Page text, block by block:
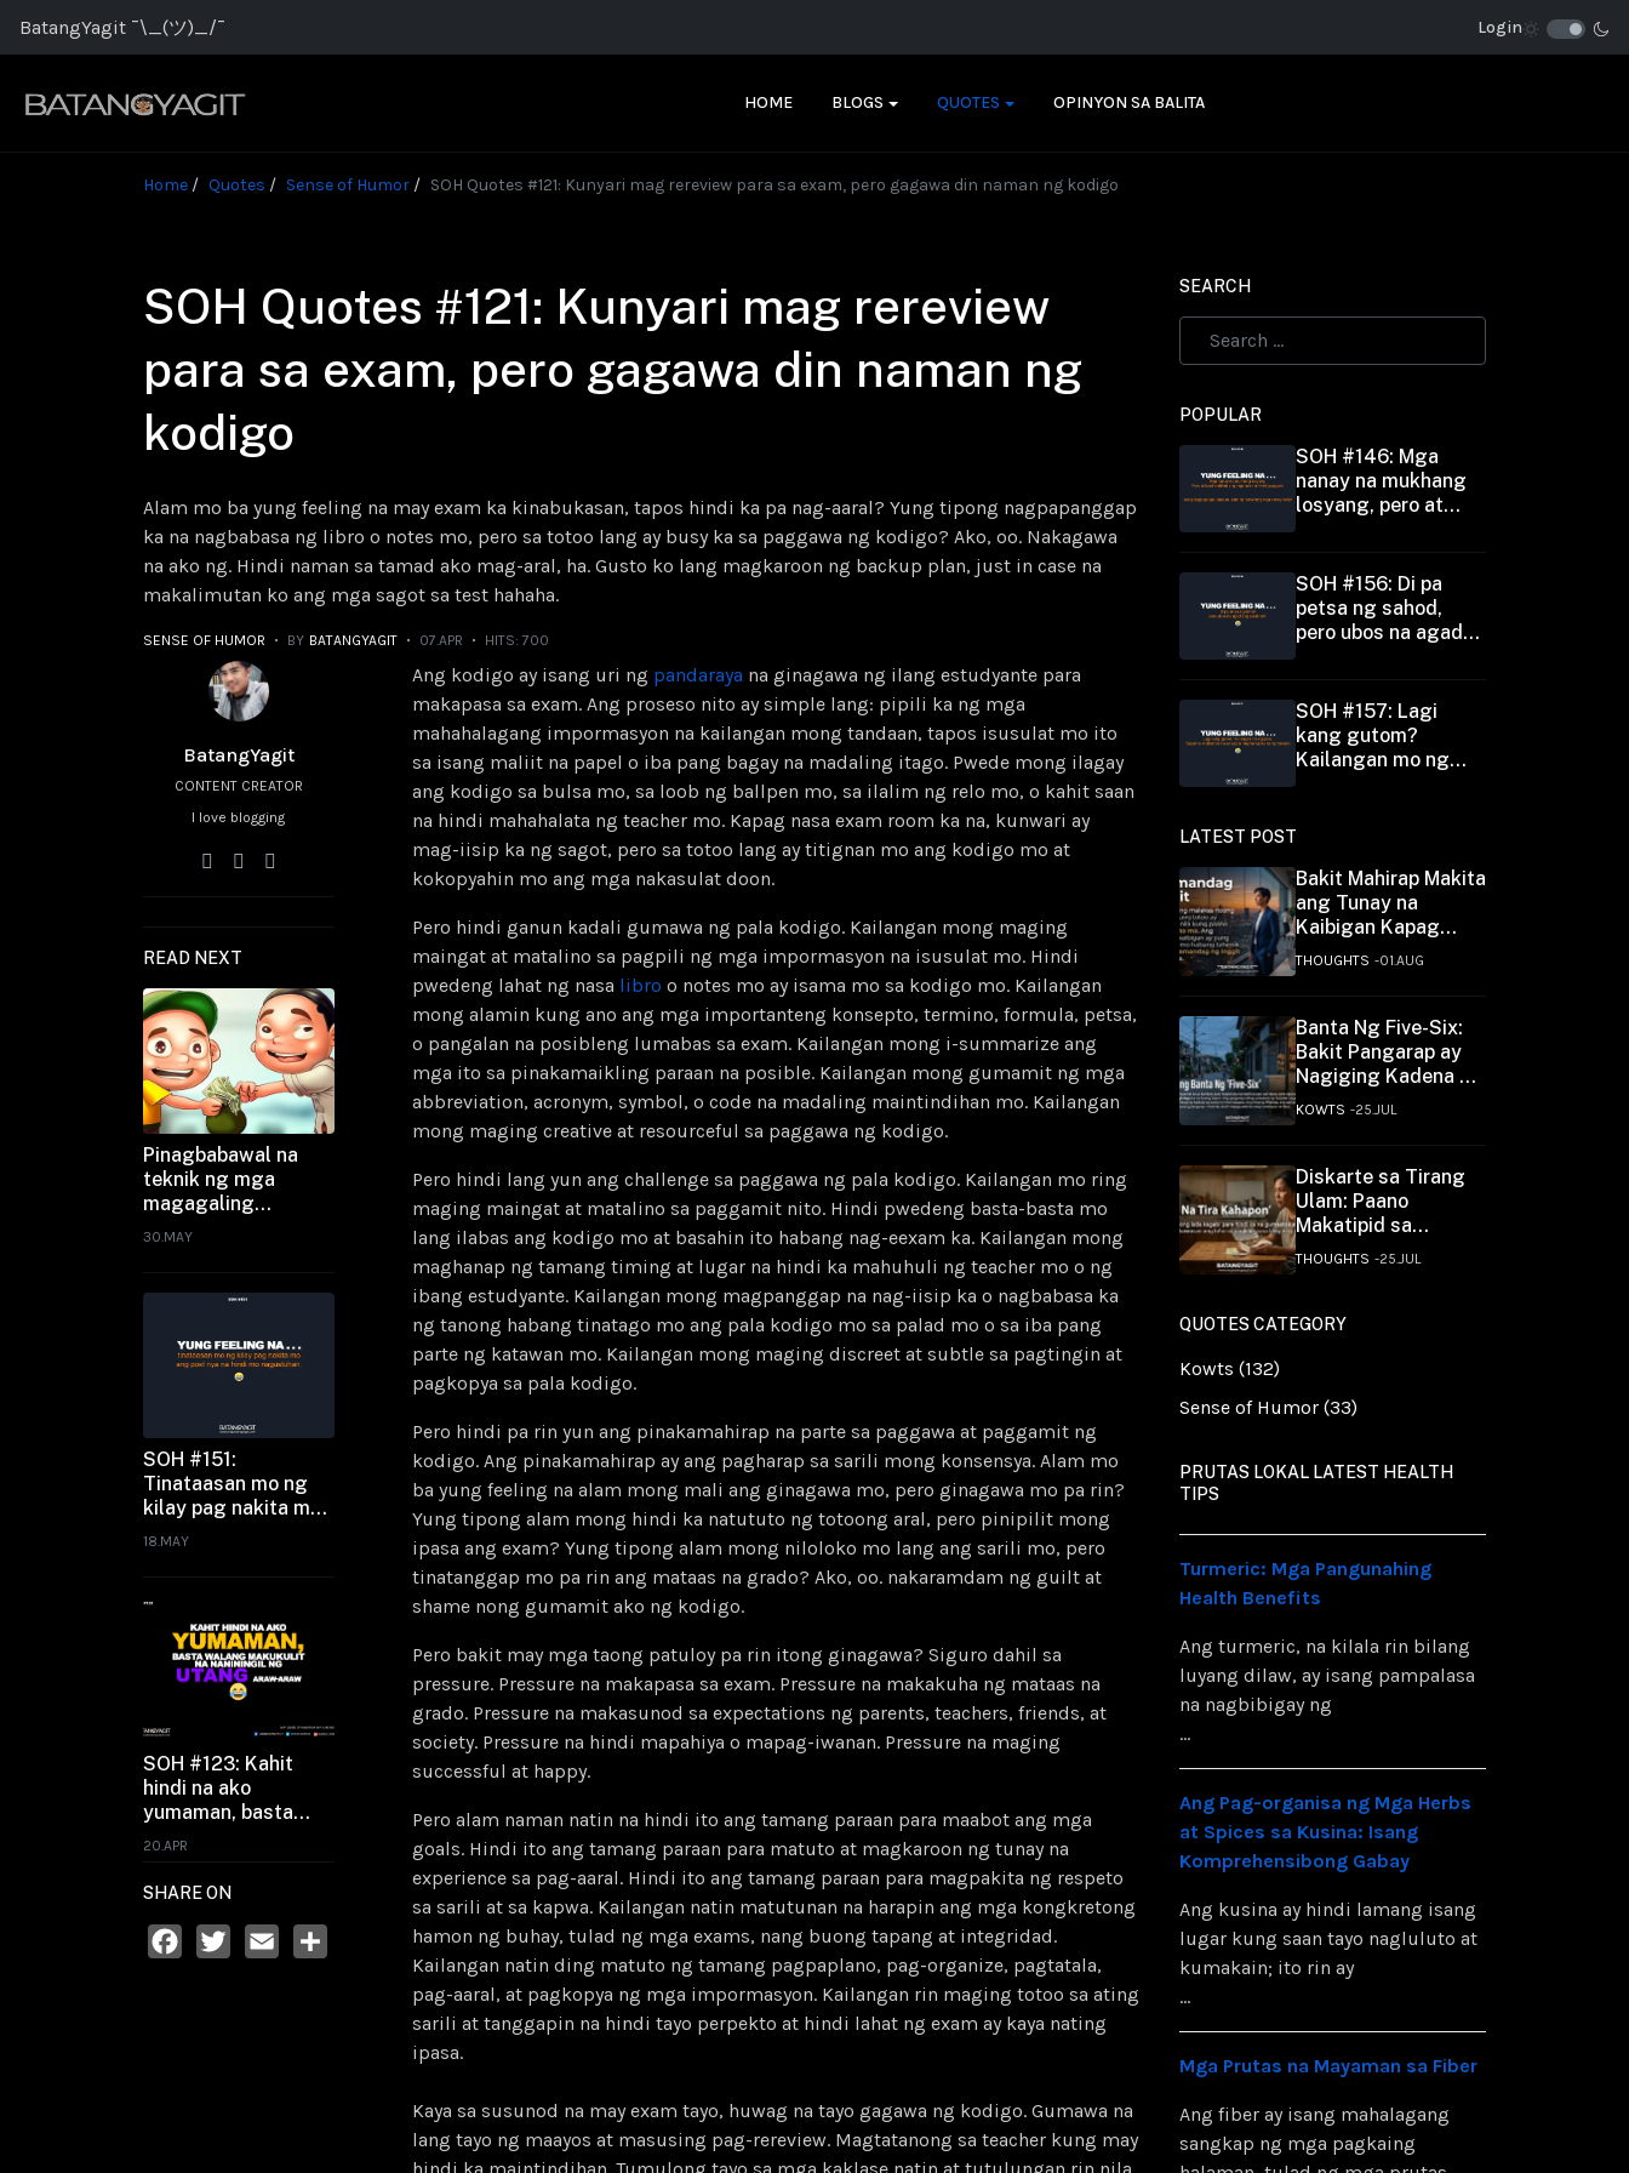
BatangYagit ¯\_(ツ)_/¯ Login
HOME BLOGS QUOTES OPINYON SA BALITA
Home Quotes Sense of Humor SOH Quotes #121: Kunyari mag rereview para sa exam, pero gagawa din naman ng kodigo
SOH Quotes #121: Kunyari mag rereview
para sa exam, pero gagawa din naman ng
kodigo
Alam mo ba yung feeling na may exam ka kinabukasan, tapos hindi ka pa nag-aaral? Yung tipong nagpapanggap
ka na nagbabasa ng libro o notes mo, pero sa totoo lang ay busy ka sa paggawa ng kodigo? Ako, oo. Nakagawa
na ako ng. Hindi naman sa tamad ako mag-aral, ha. Gusto ko lang magkaroon ng backup plan, just in case na
makalimutan ko ang mga sagot sa test hahaha.
SENSE OF HUMOR BY BATANGYAGIT 07.APR HITS: 700
BatangYagit
CONTENT CREATOR
I love blogging
READ NEXT
Pinagbabawal na
teknik ng mga
magagaling
mangutang
30.MAY
SOH #151:
Tinataasan mo ng
kilay pag nakita mo
ang post nya sa
18.MAY
SOH #123: Kahit
hindi na ako
yumaman, basta
walang makukulit na
araw-araw
20.APR
SHARE ON
Ang kodigo ay isang uri ng pandaraya na ginagawa ng ilang estudyante para
makapasa sa exam. Ang proseso nito ay simple lang: pipili ka ng mga
mahahalagang impormasyon na kailangan mong tandaan, tapos isusulat mo ito
sa isang maliit na papel o iba pang bagay na madaling itago. Pwede mong ilagay
ang kodigo sa bulsa mo, sa loob ng ballpen mo, sa ilalim ng relo mo, o kahit saan
na hindi mahahalata ng teacher mo. Kapag nasa exam room ka na, kunwari ay
mag-iisip ka ng sagot, pero sa totoo lang ay titignan mo ang kodigo mo at
kokopyahin mo ang mga nakasulat doon.
Pero hindi ganun kadali gumawa ng pala kodigo. Kailangan mong maging
maingat at matalino sa pagpili ng mga impormasyon na isusulat mo. Hindi
pwedeng lahat ng nasa libro o notes mo ay isama mo sa kodigo mo. Kailangan
mong alamin kung ano ang mga importanteng konsepto, termino, formula, petsa,
o pangalan na posibleng lumabas sa exam. Kailangan mong i-summarize ang
mga ito sa pinakamaikling paraan na posible. Kailangan mong gumamit ng mga
abbreviation, acronym, symbol, o code na madaling maintindihan mo. Kailangan
mong maging creative at resourceful sa paggawa ng kodigo.
Pero hindi lang yun ang challenge sa paggawa ng pala kodigo. Kailangan mo ring
maging maingat at matalino sa paggamit nito. Hindi pwedeng basta-basta mo
lang ilabas ang kodigo mo at basahin ito habang nag-eexam ka. Kailangan mong
maghanap ng tamang timing at lugar na hindi ka mahuhuli ng teacher mo o ng
ibang estudyante. Kailangan mong magpanggap na nag-iisip ka o nagbabasa ka
ng tanong habang tinatago mo ang pala kodigo mo sa palad mo o sa iba pang
parte ng katawan mo. Kailangan mong maging discreet at subtle sa pagtingin at
pagkopya sa pala kodigo.
Pero hindi pa rin yun ang pinakamahirap na parte sa paggawa at paggamit ng
kodigo. Ang pinakamahirap ay ang pagharap sa sarili mong konsensya. Alam mo
ba yung feeling na alam mong mali ang ginagawa mo, pero ginagawa mo pa rin?
Yung tipong alam mong hindi ka natututo ng totoong aral, pero pinipilit mong
ipasa ang exam? Yung tipong alam mong niloloko mo lang ang sarili mo, pero
tinatanggap mo pa rin ang mataas na grado? Ako, oo. nakaramdam ng guilt at
shame nong gumamit ako ng kodigo.
Pero bakit may mga taong patuloy pa rin itong ginagawa? Siguro dahil sa
pressure. Pressure na makapasa sa exam. Pressure na makakuha ng mataas na
grado. Pressure na makasunod sa expectations ng parents, teachers, friends, at
society. Pressure na hindi mapahiya o mapag-iwanan. Pressure na maging
successful at happy.
Pero alam naman natin na hindi ito ang tamang paraan para maabot ang mga
goals. Hindi ito ang tamang paraan para matuto at magkaroon ng tunay na
experience sa pag-aaral. Hindi ito ang tamang paraan para magpakita ng respeto
sa sarili at sa kapwa. Kailangan natin matutunan na harapin ang mga kongkretong
hamon ng buhay, tulad ng mga exams, nang buong tapang at integridad.
Kailangan natin ding matuto ng tamang pagpaplano, pag-organize, pagtatala,
pag-aaral, at pagkopya ng mga impormasyon. Kailangan rin maging totoo sa ating
sarili at tanggapin na hindi tayo perpekto at hindi lahat ng exam ay kaya nating
ipasa.
Kaya sa susunod na may exam tayo, huwag na tayo gagawa ng kodigo. Gumawa na
lang tayo ng maayos at masusing pag-rereview. Magtatanong sa teacher kung may
SEARCH
POPULAR
SOH #146: Mga
nanay na mukhang
losyang, pero at
gusgusin
SOH #156: Di pa
petsa ng sahod,
pero ubos na agad
SOH #157: Lagi
kang gutom?
Kailangan mo ng
LATEST POST
Bakit Mahirap Makita
ang Tunay na
Kaibigan Kapag
Umangat Ka?
THOUGHTS 01.AUG
Banta Ng Five-Six:
Bakit Pangarap ay
Nagiging Kadena ng
Utang?
KOWTS 25.JUL
Diskarte sa Tirang
Ulam: Paano
Makatipid sa
Kakain?
THOUGHTS 25.JUL
QUOTES CATEGORY
Kowts (132)
Sense of Humor (33)
PRUTAS LOKAL LATEST HEALTH
TIPS
Turmeric: Mga Pangunahing
Health Benefits
Ang turmeric, na kilala rin bilang
luyang dilaw, ay isang pampalasa
na nagbibigay ng
...
Ang Pag-organisa ng Mga Herbs
at Spices sa Kusina: Isang
Komprehensibong Gabay
Ang kusina ay hindi lamang isang
lugar kung saan tayo nagluluto at
kumakain; ito rin ay
...
Mga Prutas na Mayaman sa Fiber
Ang fiber ay isang mahalagang
sangkap ng mga pagkaing